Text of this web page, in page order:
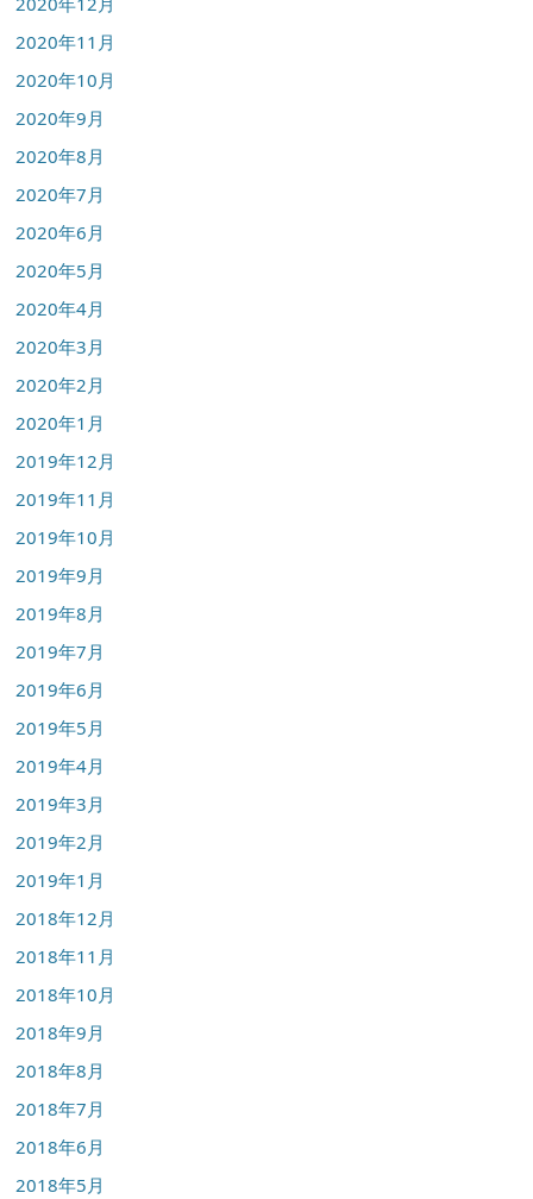
2020年11月
2020年10月
2020年9月
2020年8月
2020年7月
2020年6月
2020年5月
2020年4月
2020年3月
2020年2月
2020年1月
2019年12月
2019年11月
2019年10月
2019年9月
2019年8月
2019年7月
2019年6月
2019年5月
2019年4月
2019年3月
2019年2月
2019年1月
2018年12月
2018年11月
2018年10月
2018年9月
2018年8月
2018年7月
2018年6月
2018年5月